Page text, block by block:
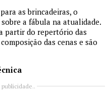
as brincadeiras, o
a fábula na atualidade.
partir do repertório das
das cenas e são